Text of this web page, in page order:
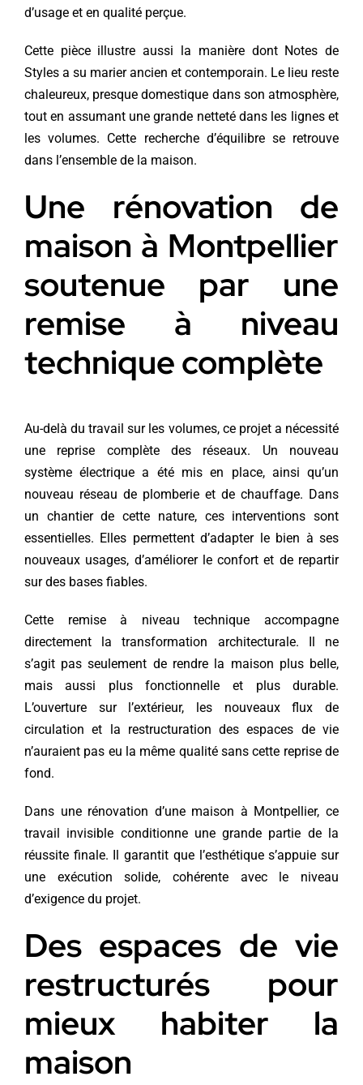
d’usage et en qualité perçue.
Cette pièce illustre aussi la manière dont Notes de
Styles a su marier ancien et contemporain. Le lieu reste
chaleureux, presque domestique dans son atmosphère,
tout en assumant une grande netteté dans les lignes et
les volumes. Cette recherche d’équilibre se retrouve
dans l’ensemble de la maison.
Une rénovation de
maison à Montpellier
soutenue par une
remise à niveau
technique complète
Au-delà du travail sur les volumes, ce projet a nécessité
une reprise complète des réseaux. Un nouveau
système électrique a été mis en place, ainsi qu’un
nouveau réseau de plomberie et de chauffage. Dans
un chantier de cette nature, ces interventions sont
essentielles. Elles permettent d’adapter le bien à ses
nouveaux usages, d’améliorer le confort et de repartir
sur des bases fiables.
Cette remise à niveau technique accompagne
directement la transformation architecturale. Il ne
s’agit pas seulement de rendre la maison plus belle,
mais aussi plus fonctionnelle et plus durable.
L’ouverture sur l’extérieur, les nouveaux flux de
circulation et la restructuration des espaces de vie
n’auraient pas eu la même qualité sans cette reprise de
fond.
Dans une rénovation d’une maison à Montpellier, ce
travail invisible conditionne une grande partie de la
réussite finale. Il garantit que l’esthétique s’appuie sur
une exécution solide, cohérente avec le niveau
d’exigence du projet.
Des espaces de vie
restructurés pour
mieux habiter la
maison